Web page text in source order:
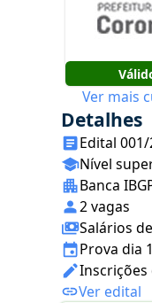
Ver mais
Detalhes
Edital
Nível
Banca
2 vagas
Salários
Prova dia
Inscrições
Ver edital